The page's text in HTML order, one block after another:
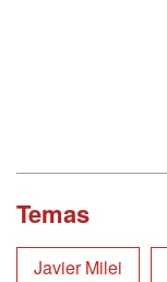
Temas
Javier Milei